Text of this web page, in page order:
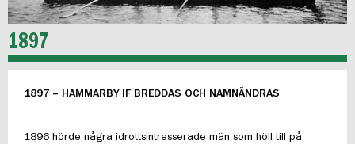
1897
1897 – HAMMARBY IF BREDDAS OCH NAMNÄNDRAS
1896 hörde några idrottsintresserade män som höll till på